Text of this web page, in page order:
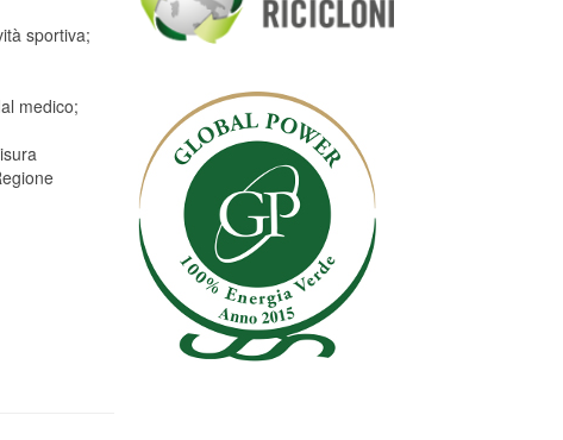
sportiva;
medico;